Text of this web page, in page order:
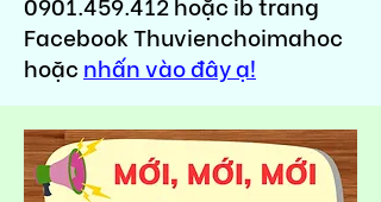
Facebook Thuvienchoimahoc
hoặc nhấn vào đây ạ!